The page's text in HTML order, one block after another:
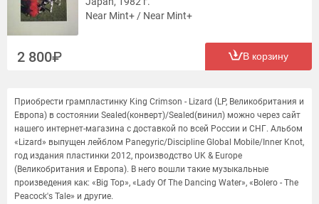
Near Mint+ / Near Mint+
2 800 В корзину
Приобрести грампластинку King Crimson - Lizard (LP, Великобритания и
Европа) в состоянии Sealed(конверт)/Sealed(винил) можно через сайт
нашего интернет-магазина с доставкой по всей России и СНГ. Альбом
«Lizard» выпущен лейблом Panegyric/Discipline Global Mobile/Inner Knot,
год издания пластинки 2012, производство UK & Europe
(Великобритания и Европа). В него вошли такие музыкальные
произведения как: «Big Top», «Lady Of The Dancing Water», «Bolero - The
Peacock's Tale» и другие.